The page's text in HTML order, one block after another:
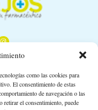
como las cookies para
El consentimiento de estas
de navegación o las
retirar el consentimiento, puede
11,